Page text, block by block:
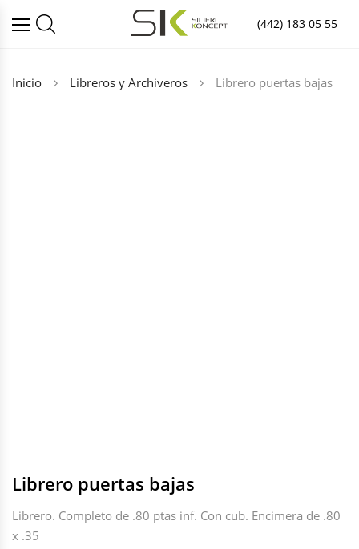
(442) 183 05 55
Inicio Libreros y Archiveros Librero puertas bajas
Librero puertas bajas
Librero. Completo de .80 ptas inf. Con cub. Encimera de .80
x .35